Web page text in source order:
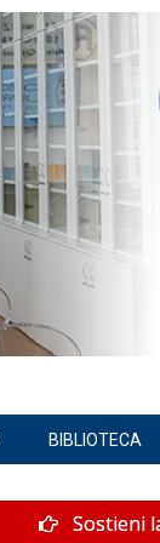
BIBLIOTECA
Sostieni